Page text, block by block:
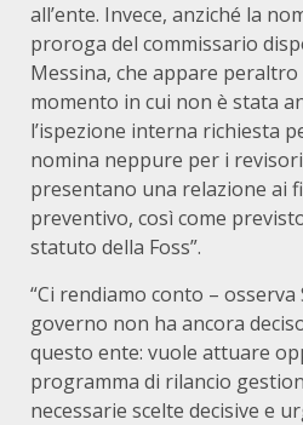
all’ente. Invece, anziché la
proroga del commissario
Messina, che appare
momento in cui non è stata
l’ispezione interna richiesta
nomina neppure per i
presentano una relazione ai
preventivo, così come
statuto della Foss”.
“Ci rendiamo conto – osserva
governo non ha ancora
questo ente: vuole attuare
programma di rilancio
necessarie scelte decisive e